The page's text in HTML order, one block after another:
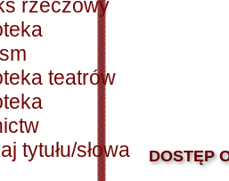
rzeczowy
teatrów
tytułu/słowa
DOSTĘP